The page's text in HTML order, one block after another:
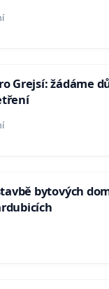
Grejsí: žádáme
bytových